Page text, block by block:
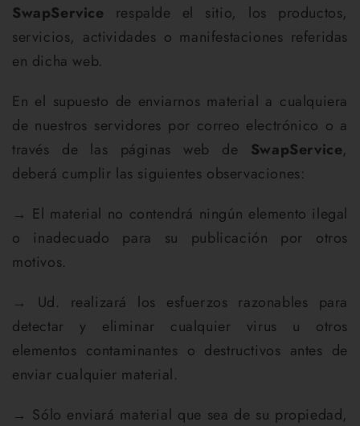
SwapService respalde el sitio, los productos,
servicios, actividades o manifestaciones referidas
en dicha web.
En el supuesto de enviarnos material a cualquiera
de nuestros servidores por correo electrónico o a
través de las páginas web de SwapService,
deberá cumplir las siguientes observaciones:
→ El material no contendrá ningún elemento ilegal
o inadecuado para su publicación por otros
motivos.
→ Ud. realizará los esfuerzos razonables para
detectar y eliminar cualquier virus u otros
elementos contaminantes o destructivos antes de
enviar cualquier material.
→ Sólo enviará material que sea de su propiedad,